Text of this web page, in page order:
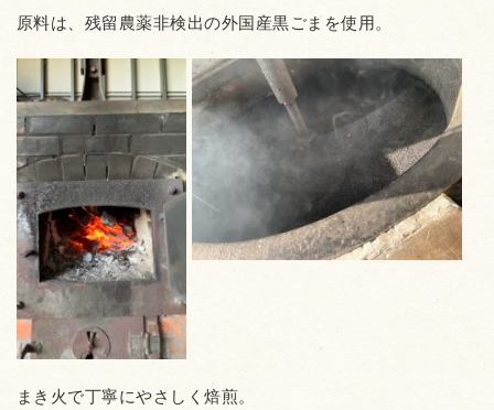
原料は、残留農薬非検出の外国産黒ごまを使用。
まき火で丁寧にやさしく焙煎。